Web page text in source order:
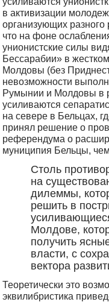
в активизации
организующих разного
что на фоне
унионистские силы
Бессарабии» в
Молдовы (без
невозможности
Румынии и Молдовы в
усиливаются
на севере в Бельцах,
принял решение о
референдума о
муниципия Бельцы,
Столь
на
дилеммы,
решить в
Молдове,
получить
власти, с
вектора
Теоретически это
эквилибристика